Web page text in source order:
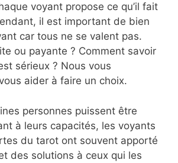
voyant propose ce qu’il fait
il est important de bien
car tous ne se valent pas.
ou payante ? Comment savoir
sérieux ? Nous vous
aider à faire un choix.
personnes puissent être
à leurs capacités, les voyants
du tarot ont souvent apporté
des solutions à ceux qui les